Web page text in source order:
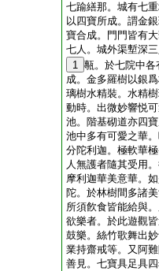
七踰繕那。城有七
以四寶所成。謂金
寶合成。門門皆有
七人。城外渠塹深
1 甎。於七院中
成。金多羅樹以銀
璃樹水精裝。水精
動時。出微妙響悦
池。階基砌道亦四
池中多有可愛之華
分陀利迦。極軟華
人無護者隨其受用
摩利迦華美意華。
陀。於林樹間多諸
所須飮食皆能給與
欲樂者。於此遊觀
鼓樂。絲竹歌舞出
業持齋戒等。又阿
善見。七寶具足具